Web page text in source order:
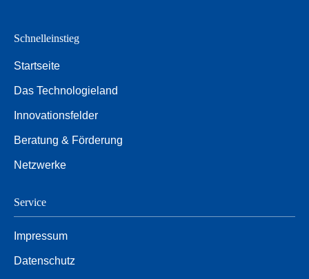
Schnelleinstieg
Startseite
Das Technologieland
Innovationsfelder
Beratung & Förderung
Netzwerke
Service
Impressum
Datenschutz